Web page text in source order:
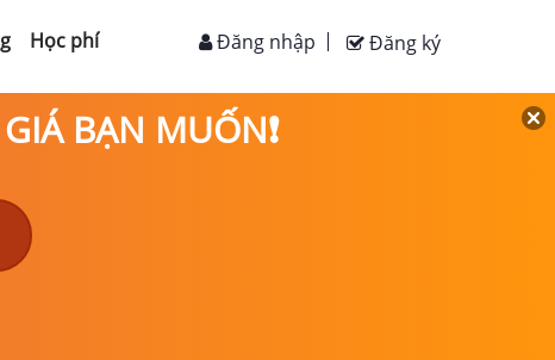
Học phí Đăng ký
Đăng nhập
BẠN MUỐN❗